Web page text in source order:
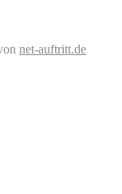
net-auftritt.de